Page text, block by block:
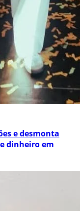
e desmonta
dinheiro em